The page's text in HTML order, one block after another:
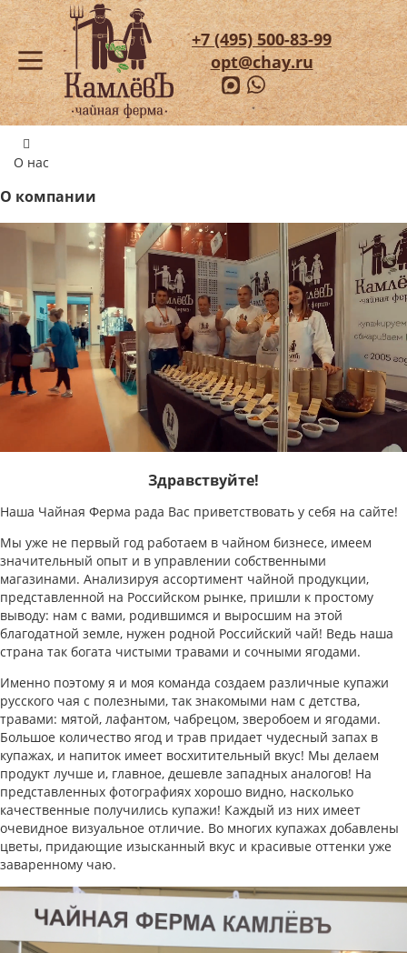
+7 (495) 500-83-99
opt@chay.ru
О нас
О компании
Здравствуйте!
Наша Чайная Ферма рада Вас приветствовать у себя на сайте!
Мы уже не первый год работаем в чайном бизнесе, имеем
значительный опыт и в управлении собственными
магазинами. Анализируя ассортимент чайной продукции,
представленной на Российском рынке, пришли к простому
выводу: нам с вами, родившимся и выросшим на этой
благодатной земле, нужен родной Российский чай! Ведь наша
страна так богата чистыми травами и сочными ягодами.
Именно поэтому я и моя команда создаем различные купажи
русского чая с полезными, так знакомыми нам с детства,
травами: мятой, лафантом, чабрецом, зверобоем и ягодами.
Большое количество ягод и трав придает чудесный запах в
купажах, и напиток имеет восхитительный вкус! Мы делаем
продукт лучше и, главное, дешевле западных аналогов! На
представленных фотографиях хорошо видно, насколько
качественные получились купажи! Каждый из них имеет
очевидное визуальное отличие. Во многих купажах добавлены
цветы, придающие изысканный вкус и красивые оттенки уже
заваренному чаю.